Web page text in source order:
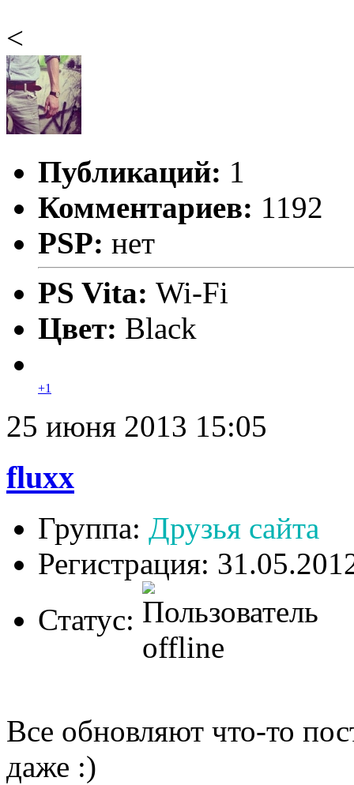
<
Публикаций: 1
Комментариев: 1192
PSP: нет
PS Vita: Wi-Fi
Цвет: Black
+1
25 июня 2013 15:05
fluxx
Группа: Друзья сайта
Регистрация:
Статус:
Все обновляют что-то
даже :)